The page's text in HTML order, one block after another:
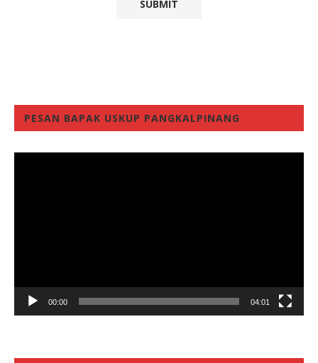
PESAN BAPAK USKUP PANGKALPINANG
00:00 04:01